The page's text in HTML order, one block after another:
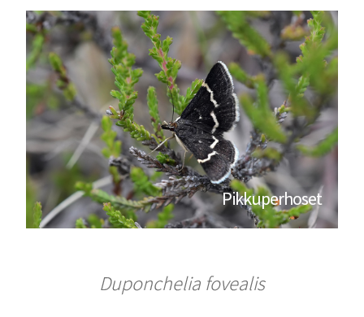
Pikkuperhoset
Duponchelia fovealis